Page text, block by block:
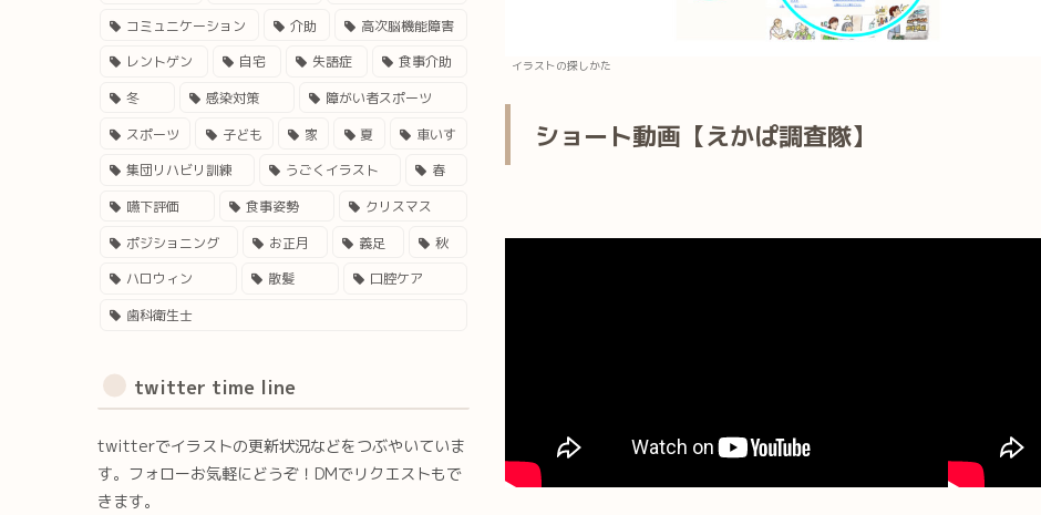
イラストの探しかた
ショート動画【えかぱ調査隊】
コミュニケーション
介助
高次脳機能障害
レントゲン
自宅 失語症
食事介助
冬
感染対策
障がい者スポーツ
スポーツ
子ども 家 夏
車いす
集団リハビリ訓練
うごくイラスト
春
嚥下評価
食事姿勢
クリスマス
ポジショニング
お正月 義足
秋
ハロウィン
散髪
口腔ケア
歯科衛生士
twitter time line
twitterでイラストの更新状況などをつぶやいていま
す。フォローお気軽にどうぞ！DMでリクエストもで
きます。